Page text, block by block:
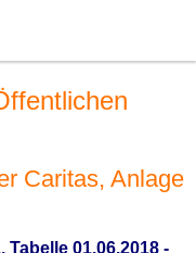
Caritas, Anlage
01.06.2018 -